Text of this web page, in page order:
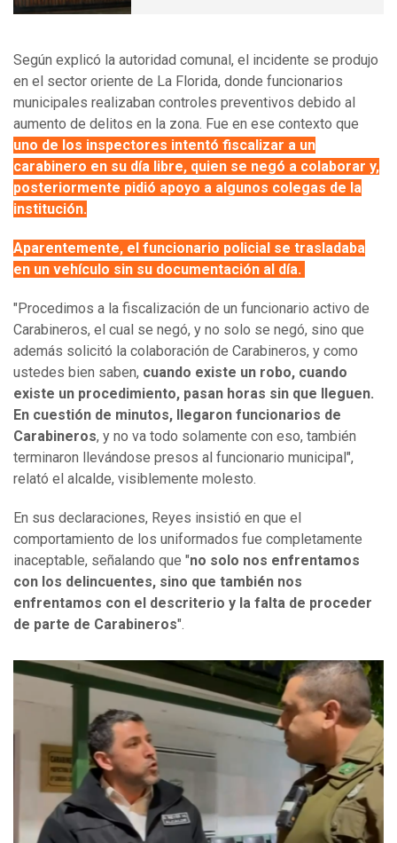
Según explicó la autoridad comunal, el incidente se produjo
en el sector oriente de La Florida, donde funcionarios
municipales realizaban controles preventivos debido al
aumento de delitos en la zona. Fue en ese contexto que
uno de los inspectores intentó fiscalizar a un
carabinero en su día libre, quien se negó a colaborar y,
posteriormente pidió apoyo a algunos colegas de la
institución.
Aparentemente, el funcionario policial se trasladaba
en un vehículo sin su documentación al día.
"Procedimos a la fiscalización de un funcionario activo de
Carabineros, el cual se negó, y no solo se negó, sino que
además solicitó la colaboración de Carabineros, y como
ustedes bien saben, cuando existe un robo, cuando
existe un procedimiento, pasan horas sin que lleguen.
En cuestión de minutos, llegaron funcionarios de
Carabineros, y no va todo solamente con eso, también
terminaron llevándose presos al funcionario municipal",
relató el alcalde, visiblemente molesto.
En sus declaraciones, Reyes insistió en que el
comportamiento de los uniformados fue completamente
inaceptable, señalando que "no solo nos enfrentamos
con los delincuentes, sino que también nos
enfrentamos con el descriterio y la falta de proceder
de parte de Carabineros".